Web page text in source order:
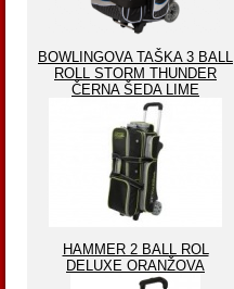
BOWLINGOVA TAŠKA 3 BALL
ROLL STORM THUNDER
ČERNA ŠEDA LIME
HAMMER 2 BALL ROL
DELUXE ORANŽOVA